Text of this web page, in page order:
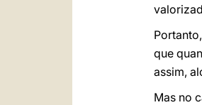
que
assim,
Mas no